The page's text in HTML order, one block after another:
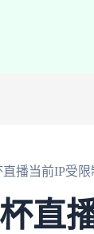
播当前IP受
直